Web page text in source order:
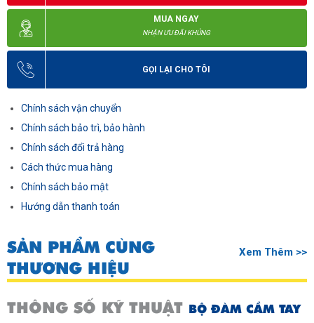
MUA NGAY
NHẬN ƯU ĐÃI KHỦNG
GỌI LẠI CHO TÔI
Chính sách vận chuyển
Chính sách bảo trì, bảo hành
Chính sách đổi trả hàng
Cách thức mua hàng
Chính sách bảo mật
Hướng dẫn thanh toán
SẢN PHẨM CÙNG
THƯƠNG HIỆU
Xem Thêm >>
THÔNG SỐ KỸ THUẬT BỘ ĐÀM CẦM TAY